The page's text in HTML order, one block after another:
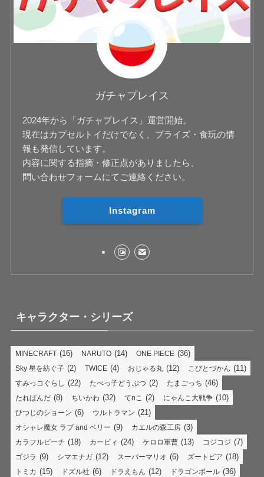
ガチャプレイス
2024年から「ガチャプレイス」運営開始。
現在はカプセルトイだけでなく、プライズ・食玩の情
報も発信しています。
内容に関する指摘・修正点がありましたら、
問い合わせフォームにてご連絡ください。
Instagram
キャラクター・シリーズ
MINECRAFT (16) NARUTO (14) ONE PIECE (36)
Sky 星を紡ぐ子 (2) TWICE (4) おじゃる丸 (12) こびとづかん (11)
すみっコぐらし (22) たべっ子どうぶつ (2) たまごっち (46)
たれぱんだ (8) ちいかわ (32) てnこ (2) にゃんこ大戦争 (10)
ひつじのショーン (6) ウルトラマン (21)
オシャレ魔女 ラブ and ベリー (9) カエルの森工房 (3)
カラフルピーチ (18) カービィ (24) ケロロ軍曹 (13) コジコジ (7)
ゴジラ (9) シマエナガ (12) スーパーマリオ (6) ズートピア (18)
トミカ (15) ドズル社 (6) ドラえもん (12) ドラゴンボール (36)